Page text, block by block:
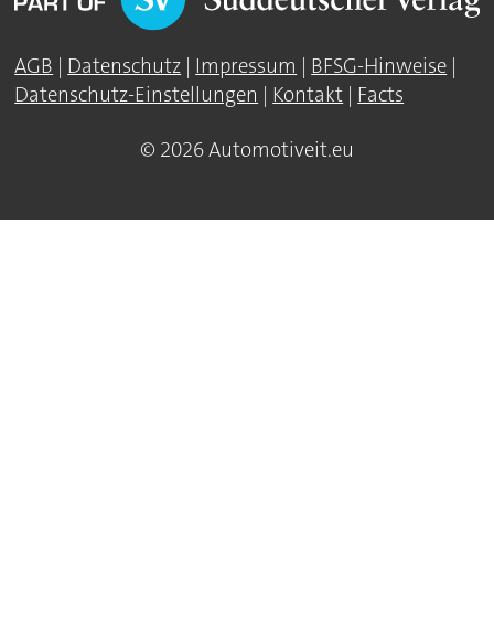
AGB | Datenschutz | Impressum | BFSG-Hinweise |
Datenschutz-Einstellungen | Kontakt | Facts
© 2026 Automotiveit.eu